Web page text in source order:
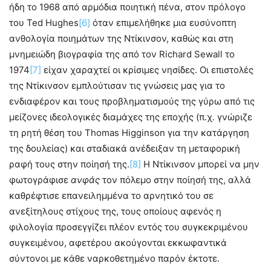
ήδη το 1968 από αρμόδια ποιητική πένα, στον πρόλογο
του Ted Hughes[6] όταν επιμελήθηκε μια ευσύνοπτη
ανθολογία ποιημάτων της Ντίκινσον, καθώς και στη
μνημειώδη βιογραφία της από τον Richard Sewall το
1974 [7] είχαν χαραχτεί οι κρίσιμες νησίδες. Οι επιστολές
της Ντίκινσον εμπλούτισαν τις γνώσεις μας για το
ενδιαφέρον και τους προβληματισμούς της γύρω από τις
μείζονες ιδεολογικές διαμάχες της εποχής (π.χ. γνώριζε
τη ρητή θέση του Thomas Higginson για την κατάργηση
της δουλείας) και σταδιακά ανέδειξαν τη μεταφορική
ραφή τους στην ποίησή της. [8] Η Ντίκινσον μπορεί να μην
φωτογράφισε ανφάς τον πόλεμο στην ποίησή της, αλλά
καθρέφτισε επανειλημμένα το αρνητικό του σε
ανεξίτηλους στίχους της, τους οποίους αφενός η
φιλολογία προσεγγίζει πλέον εντός του συγκεκριμένου
συγκειμένου, αφετέρου ακούγονται εκκωφαντικά
σύντονοι με κάθε ναρκοθετημένο παρόν έκτοτε.